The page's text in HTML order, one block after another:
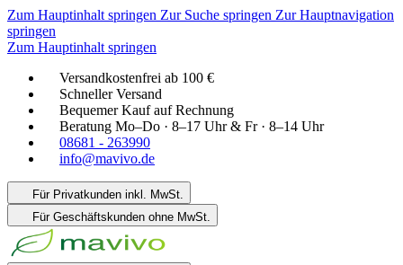
Zum Hauptinhalt springen Zur Suche springen Zur Hauptnavigation
springen
Zum Hauptinhalt springen
Versandkostenfrei ab 100 €
Schneller Versand
Bequemer Kauf auf Rechnung
Beratung Mo–Do · 8–17 Uhr & Fr · 8–14 Uhr
08681 - 263990
info@mavivo.de
Für Privatkunden inkl. MwSt.
Für Geschäftskunden ohne MwSt.